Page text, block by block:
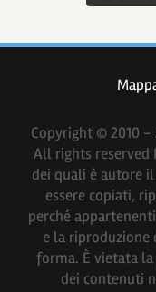
Copyright © 2010 -
All rights reserved
dei quali è autore
essere copiati,
perché
e la riproduzione
forma. È vietata
dei contenuti